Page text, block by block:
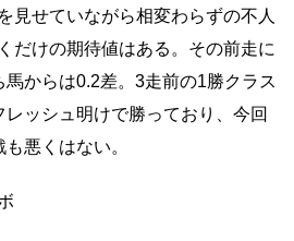
見せていながら相変わらずの不人
だけの期待値はある。その前走に
馬からは0.2差。3走前の1勝クラス
ッシュ明けで勝っており、今回
悪くはない。